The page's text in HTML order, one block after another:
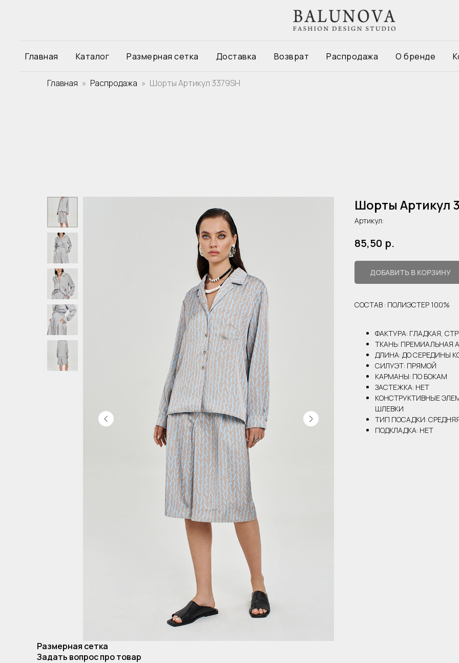
Главная Каталог Размерная сетка Доставка Возврат Распродажа О бренде
Главная Распродажа Шорты Артикул 3379SH
Шорты Артикул
Артикул:
85,50 р.
ДОБАВИТЬ В КОРЗИНУ
СОСТАВ : ПОЛИЭСТЕР 100%
ФАКТУРА: ГЛАДКАЯ,
ТКАНЬ: ПРЕМИАЛЬНАЯ
ДЛИНА: ДО СЕРЕДИНЫ
СИЛУЭТ: ПРЯМОЙ
КАРМАНЫ: ПО БОКАМ
ЗАСТЕЖКА: НЕТ
КОНСТРУКТИВНЫЕ
ШЛЕВКИ
ТИП ПОСАДКИ:
ПОДКЛАДКА: НЕТ
Размерная сетка
Задать вопрос про товар